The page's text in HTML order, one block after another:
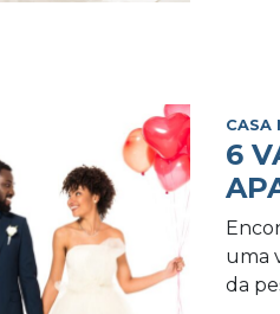
CASA
6
uma
da